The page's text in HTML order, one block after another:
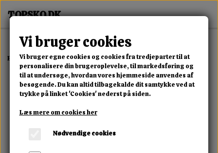
Forside Dame Alle Damesko Candy Motion Sneaker
Vi bruger cookies
Vi bruger egne cookies og cookies fra tredjeparter til at
personalisere din brugeroplevelse, til markedsføring og
til at undersøge, hvordan vores hjemmeside anvendes af
besøgende. Du kan altid tilbagekalde dit samtykke ved at
trykke på linket 'Cookies' nederst på siden.
Læs mere om cookies her
Nødvendige cookies